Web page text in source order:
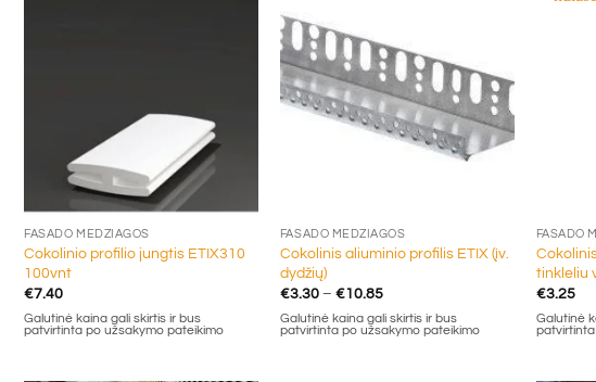
FASADO MEDŽIAGOS
Cokolinio profilio jungtis ETIX310
100vnt
€7.40
Galutinė kaina gali skirtis ir bus
patvirtinta po užsakymo pateikimo
FASADO MEDŽIAGOS
Cokolinis aliuminio profilis ETIX (įv.
dydžių)
€3.30 – €10.85Price
€3.30
through
Galutinė kaina gali skirtis ir bus
patvirtinta po užsakymo pateikimo
FASADO
tinkleliu
€3.25
Galutinė